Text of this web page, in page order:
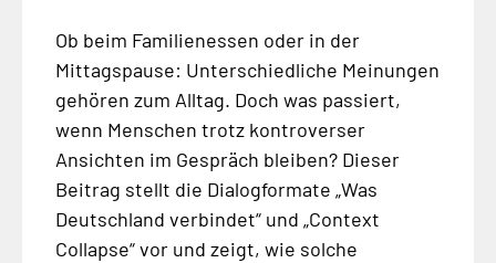
Ob beim Familienessen oder in der
Mittagspause: Unterschiedliche Meinungen
gehören zum Alltag. Doch was passiert,
wenn Menschen trotz kontroverser
Ansichten im Gespräch bleiben? Dieser
Beitrag stellt die Dialogformate „Was
Deutschland verbindet“ und „Context
Collapse“ vor und zeigt, wie solche